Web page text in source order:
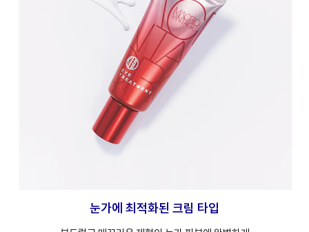
눈가에 최적화된 크림 타입